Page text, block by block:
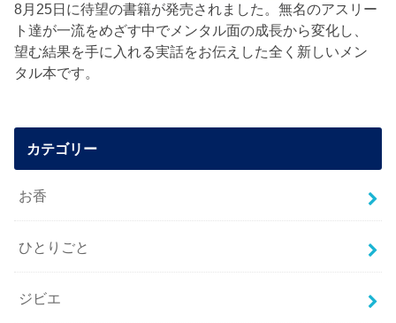
8月25日に待望の書籍が発売されました。無名のアスリー
ト達が一流をめざす中でメンタル面の成長から変化し、
望む結果を手に入れる実話をお伝えした全く新しいメン
タル本です。
カテゴリー
お香
ひとりごと
ジビエ